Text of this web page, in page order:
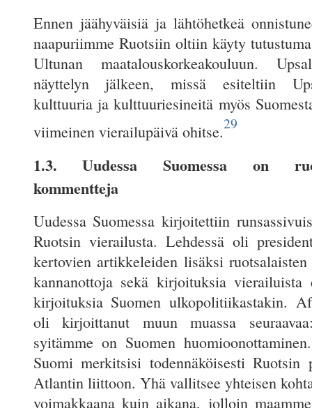
Ennen jäähyväisiä ja lähtöhetkeä
naapuriimme Ruotsiin oltiin käyty
Ultunan maatalouskorkeakouluun.
näyttelyn jälkeen, missä esiteltiin
kulttuuria ja kulttuuriesineitä myös
viimeinen vierailupäivä ohitse.29
1.3. Uudessa Suomessa on
kommentteja
Uudessa Suomessa kirjoitettiin
Ruotsin vierailusta. Lehdessä oli
kertovien artikkeleiden lisäksi ruotsalaisten
kannanottoja sekä kirjoituksia vierailuista
kirjoituksia Suomen ulkopolitiikastakin.
oli kirjoittanut muun muassa
syitämme on Suomen
Suomi merkitsisi todennäköisesti Ruotsin
Atlantin liittoon. Yhä vallitsee yhteisen
voimakkaana kuin aikana, jolloin